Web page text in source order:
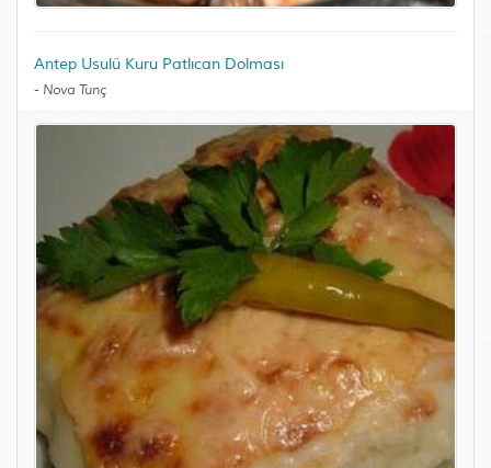
Antep Usulü Kuru Patlıcan Dolması
- Nova Tunç